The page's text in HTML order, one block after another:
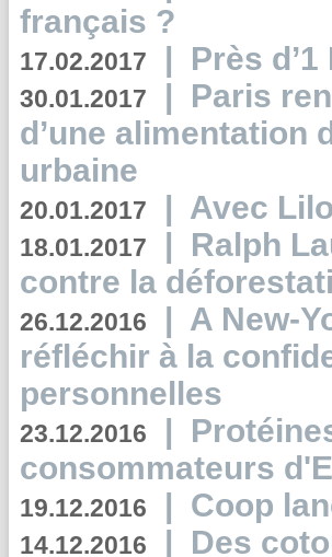
français ?
17.02.2017 | Près
30.01.2017 | Paris
d’une alimentation
urbaine
20.01.2017 | Avec
18.01.2017 | Ralph
contre la
26.12.2016 | A New-
réfléchir à la
personnelles
23.12.2016 |
consommateurs
19.12.2016 | Coop
14.12.2016 | Des